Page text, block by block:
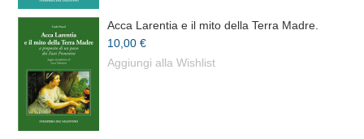
Acca Larentia e il mito della Terra Madre.
10,00 €
Aggiungi alla Wishlist